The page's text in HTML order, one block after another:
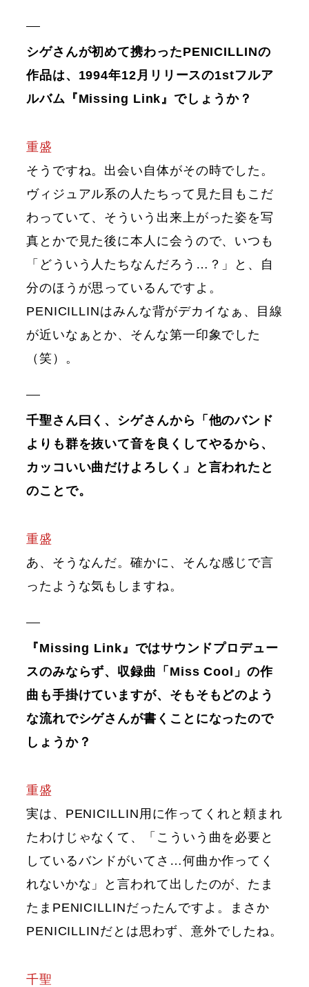
シゲさんが初めて携わったPENICILLINの
作品は、1994年12月リリースの1stフルア
ルバム『Missing Link』でしょうか？
重盛
そうですね。出会い自体がその時でした。
ヴィジュアル系の人たちって見た目もこだ
わっていて、そういう出来上がった姿を写
真とかで見た後に本人に会うので、いつも
「どういう人たちなんだろう…？」と、自
分のほうが思っているんですよ。
PENICILLINはみんな背がデカイなぁ、目線
が近いなぁとか、そんな第一印象でした
（笑）。
千聖さん曰く、シゲさんから「他のバンド
よりも群を抜いて音を良くしてやるから、
カッコいい曲だけよろしく」と言われたと
のことで。
重盛
あ、そうなんだ。確かに、そんな感じで言
ったような気もしますね。
『Missing Link』ではサウンドプロデュー
スのみならず、収録曲「Miss Cool」の作
曲も手掛けていますが、そもそもどのよう
な流れでシゲさんが書くことになったので
しょうか？
重盛
実は、PENICILLIN用に作ってくれと頼まれ
たわけじゃなくて、「こういう曲を必要と
しているバンドがいてさ…何曲か作ってく
れないかな」と言われて出したのが、たま
たまPENICILLINだったんですよ。まさか
PENICILLINだとは思わず、意外でしたね。
千聖